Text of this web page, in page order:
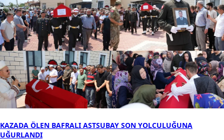
KAZADA ÖLEN BAFRALI ASTSUBAY SON YOLCULUĞUNA
UĞURLANDI